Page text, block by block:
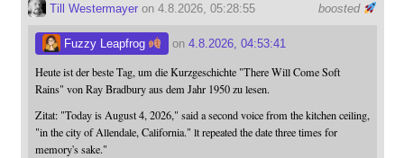
boosted
Till Westermayeron 4.8.2026, 05:28:55
Fuzzy Leapfrog on4.8.2026, 04:53:41
Heute ist der beste Tag, um die Kurzgeschichte "There Will Come Soft
Rains" von Ray Bradbury aus dem Jahr 1950 zu lesen.
Zitat: "Today is August 4, 2026," said a second voice from the kitchen ceiling,
"in the city of Allendale, California." lt repeated the date three times for
memory's sake."